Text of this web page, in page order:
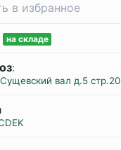
в избранное
на складе
:
вал д.5 стр.20